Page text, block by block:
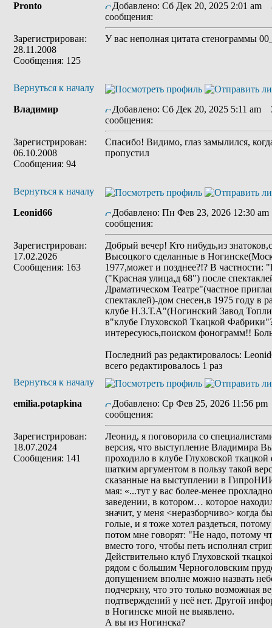
Pronto
Зарегистрирован:
28.11.2008
Сообщения: 125
Добавлено: Сб Дек 20, 2025 2:01 am
сообщения:
У вас неполная цитата стенограммы
Вернуться к началу
Владимир
Зарегистрирован:
06.10.2008
Сообщения: 94
Добавлено: Сб Дек 20, 2025 5:11 am
сообщения:
Спасибо! Видимо, глаз замылился,
пропустил
Вернуться к началу
Leonid66
Зарегистрирован:
17.02.2026
Сообщения: 163
Добавлено: Пн Фев 23, 2026 12:30 am
сообщения:
Добрый вечер! Кто нибудь,из
Высоцкого сделанные в
1977,может и позднее?!? В частности:
("Красная улица,д 68") после
Драматическом Театре"(частное
спектаклей)-дом снесен,в 1975 году в
клубе Н.З.Т.А"(Ногинский Завод
в"клубе Глуховской Ткацкой
интересуюсь,поиском фонограмм!!
Последний раз редактировалось:
всего редактировалось 1 раз
Вернуться к началу
emilia.potapkina
Зарегистрирован:
18.07.2024
Сообщения: 141
Добавлено: Ср Фев 25, 2026 11:56 pm
сообщения:
Леонид, я поговорила со
версия, что выступление Владимира
проходило в клубе Глуховской
шатким аргументом в пользу такой
сказанные на выступлении в
мая: «...тут у вас более-менее
заведении, в котором… которое
значит, у меня <неразборчиво> когда
голые, и я тоже хотел раздеться,
потом мне говорят: "Не надо, потому
вместо того, чтобы петь исполнял
Действительно клуб Глуховской
рядом с большим Черноголовским
допущением вполне можно назвать
подчеркну, что это только возможная
подтверждений у неё нет. Другой
в Ногинске мной не выявлено.
А вы из Ногинска?